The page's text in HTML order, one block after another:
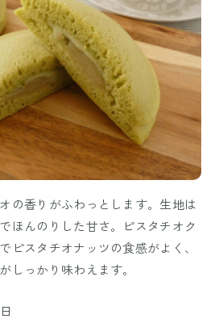
の香りがふわっとします。生地は
ほんのりした甘さ。ピスタチオク
ピスタチオナッツの食感がよく、
しっかり味わえます。